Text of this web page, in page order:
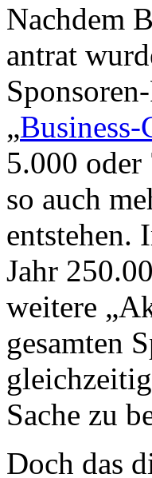
Nachdem
antrat
„Business-
5.000
so auch
entstehen.
Jahr
weitere
gesamten
Sache zu
Doch das